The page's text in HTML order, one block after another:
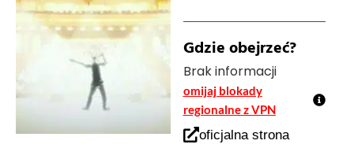
Gdzie obejrzeć?
Brak informacji
omijaj blokady
regionalne z VPN
oficjalna strona